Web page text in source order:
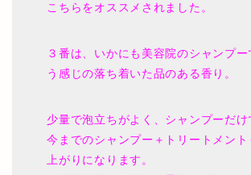
こちらをオススメされました。
３番は、いかにも美容院のシャンプ
う感じの落ち着いた品のある香り。
少量で泡立ちがよく、シャンプーだけ
今までのシャンプー＋トリートメント
上がりになります。